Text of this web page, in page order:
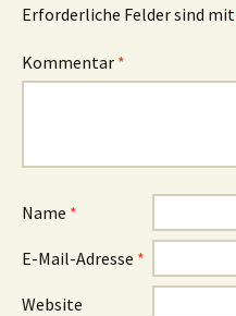
Erforderliche Felder sind mit
Kommentar *
Name *
E-Mail-Adresse *
Website